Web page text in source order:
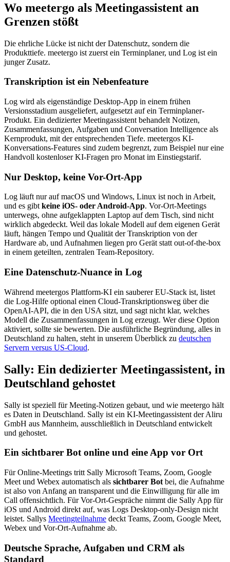
Wo meetergo als Meetingassistent an
Grenzen stößt
Die ehrliche Lücke ist nicht der Datenschutz, sondern die
Produkttiefe. meetergo ist zuerst ein Terminplaner, und Log ist ein
junger Zusatz.
Transkription ist ein Nebenfeature
Log wird als eigenständige Desktop-App in einem frühen
Versionsstadium ausgeliefert, aufgesetzt auf ein Terminplaner-
Produkt. Ein dedizierter Meetingassistent behandelt Notizen,
Zusammenfassungen, Aufgaben und Conversation Intelligence als
Kernprodukt, mit der entsprechenden Tiefe. meetergos KI-
Konversations-Features sind zudem begrenzt, zum Beispiel nur eine
Handvoll kostenloser KI-Fragen pro Monat im Einstiegstarif.
Nur Desktop, keine Vor-Ort-App
Log läuft nur auf macOS und Windows, Linux ist noch in Arbeit,
und es gibtkeine iOS- oder Android-App. Vor-Ort-Meetings
unterwegs, ohne aufgeklappten Laptop auf dem Tisch, sind nicht
wirklich abgedeckt. Weil das lokale Modell auf dem eigenen Gerät
läuft, hängen Tempo und Qualität der Transkription von der
Hardware ab, und Aufnahmen liegen pro Gerät statt out-of-the-box
in einem geteilten, zentralen Team-Repository.
Eine Datenschutz-Nuance in Log
Während meetergos Plattform-KI ein sauberer EU-Stack ist, listet
die Log-Hilfe optional einen Cloud-Transkriptionsweg über die
OpenAI-API, die in den USA sitzt, und sagt nicht klar, welches
Modell die Zusammenfassungen in Log erzeugt. Wer diese Option
aktiviert, sollte sie bewerten. Die ausführliche Begründung, alles in
Deutschland zu halten, steht in unserem Überblick zu deutschen
Servern versus US-Cloud.
Sally: Ein dedizierter Meetingassistent, in
Deutschland gehostet
Sally ist speziell für Meeting-Notizen gebaut, und wie meetergo hält
es Daten in Deutschland. Sally ist ein KI-Meetingassistent der Aliru
GmbH aus Mannheim, ausschließlich in Deutschland entwickelt
und gehostet.
Ein sichtbarer Bot online und eine App vor Ort
Für Online-Meetings tritt Sally Microsoft Teams, Zoom, Google
Meet und Webex automatisch als sichtbarer Bot bei, die Aufnahme
ist also von Anfang an transparent und die Einwilligung für alle im
Call offensichtlich. Für Vor-Ort-Gespräche nimmt die Sally App für
iOS und Android direkt auf, was Logs Desktop-only-Design nicht
leistet. Sallys Meetingteilnahme deckt Teams, Zoom, Google Meet,
Webex und Vor-Ort-Aufnahme ab.
Deutsche Sprache, Aufgaben und CRM als
Standard